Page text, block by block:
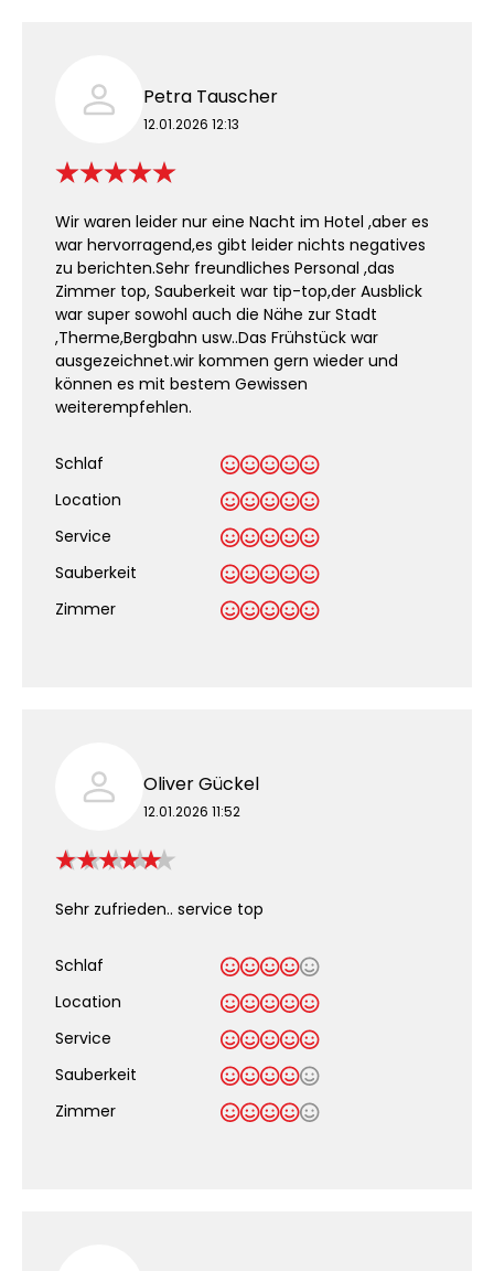
Petra Tauscher
12.01.2026 12:13
Wir waren leider nur eine Nacht im Hotel ,aber es
war hervorragend,es gibt leider nichts negatives
zu berichten.Sehr freundliches Personal ,das
Zimmer top, Sauberkeit war tip-top,der Ausblick
war super sowohl auch die Nähe zur Stadt
,Therme,Bergbahn usw..Das Frühstück war
ausgezeichnet.wir kommen gern wieder und
können es mit bestem Gewissen
weiterempfehlen.
Schlaf
Location
Service
Sauberkeit
Zimmer
Oliver Gückel
12.01.2026 11:52
Sehr zufrieden.. service top
Schlaf
Location
Service
Sauberkeit
Zimmer